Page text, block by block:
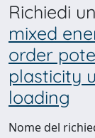
Richiedi
mixed
order
plasticity
loading
Nome del